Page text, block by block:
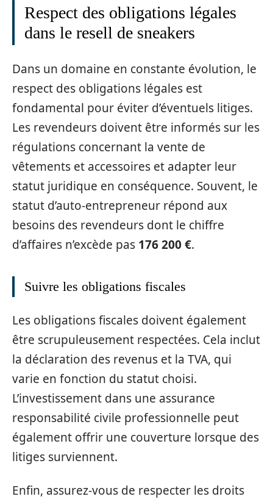
Respect des obligations légales
dans le resell de sneakers
Dans un domaine en constante évolution, le
respect des obligations légales est
fondamental pour éviter d’éventuels litiges.
Les revendeurs doivent être informés sur les
régulations concernant la vente de
vêtements et accessoires et adapter leur
statut juridique en conséquence. Souvent, le
statut d’auto-entrepreneur répond aux
besoins des revendeurs dont le chiffre
d’affaires n’excède pas 176 200 €.
Suivre les obligations fiscales
Les obligations fiscales doivent également
être scrupuleusement respectées. Cela inclut
la déclaration des revenus et la TVA, qui
varie en fonction du statut choisi.
L’investissement dans une assurance
responsabilité civile professionnelle peut
également offrir une couverture lorsque des
litiges surviennent.
Enfin, assurez-vous de respecter les droits